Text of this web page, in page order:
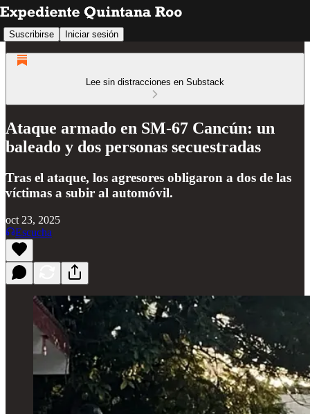
Suscribirse Iniciar sesión
Lee sin distracciones en Substack
Ataque armado en SM-67 Cancún: un
baleado y dos personas secuestradas
Tras el ataque, los agresores obligaron a dos de las
víctimas a subir al automóvil.
oct 23, 2025
Escucha